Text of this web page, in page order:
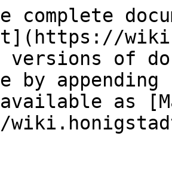
complete
versions of
by
as